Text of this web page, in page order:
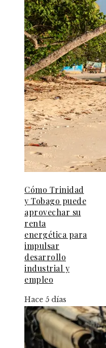
Cómo Trinidad
y Tobago puede
aprovechar su
renta
energética para
impulsar
desarrollo
industrial y
empleo
Hace 5 días